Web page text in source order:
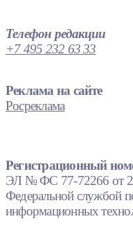
Телефон редакции
+7 495 232 63 33
Реклама на сайте
Росреклама
Регистрационный
ЭЛ № ФС 77-72266 от
Федеральной службой
информационных